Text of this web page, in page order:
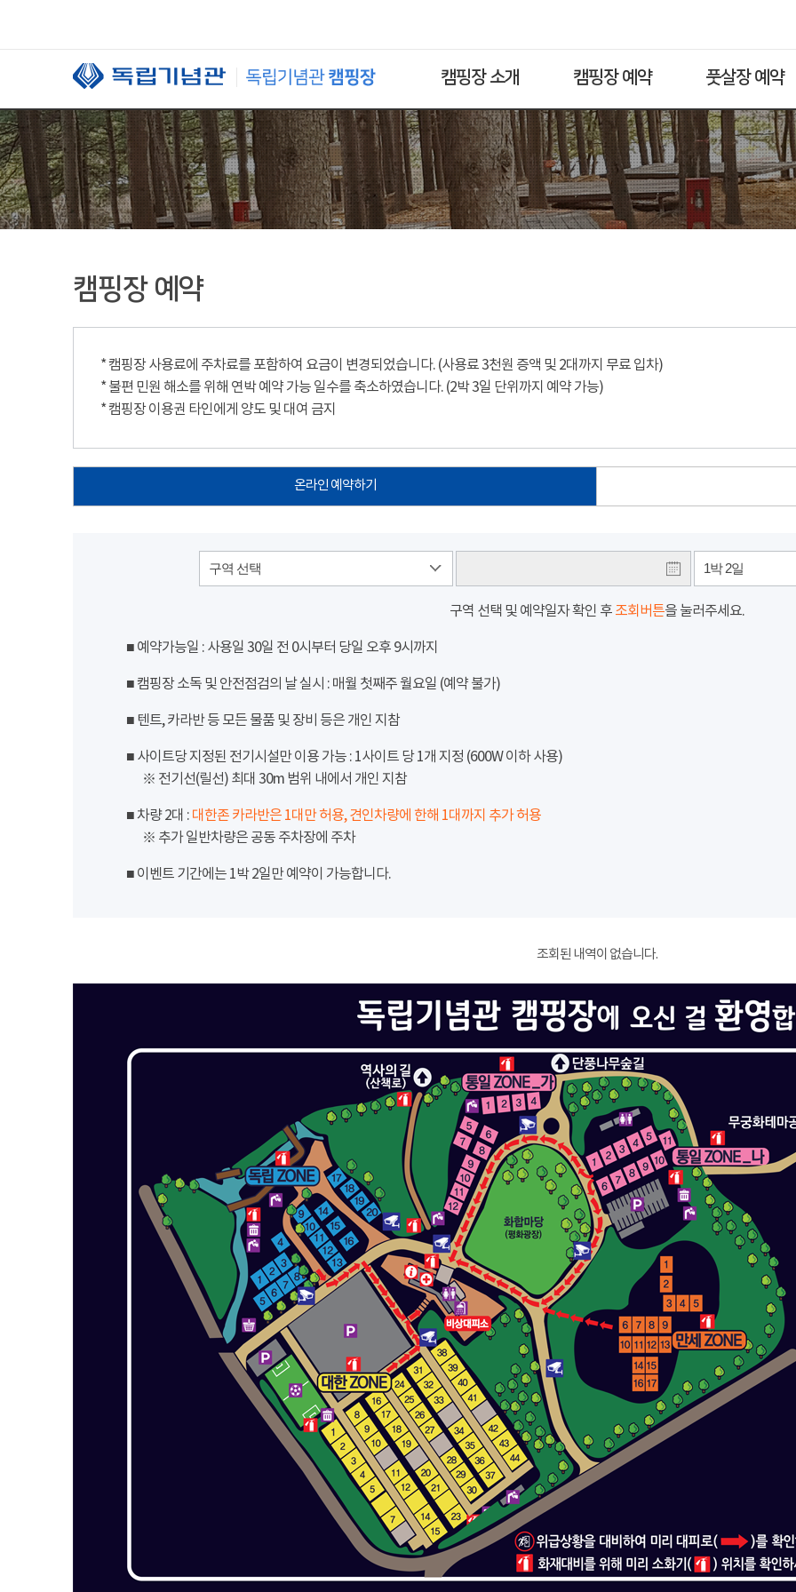
캠핑장 소개 캠핑장 예약 풋살장 예약
캠핑장 예약
* 캠핑장 사용료에 주차료를 포함하여 요금이 변경되었습니다. (사용료 3천원 증액 및 2대까지 무료 입차)
* 불편 민원 해소를 위해 연박 예약 가능 일수를 축소하였습니다. (2박 3일 단위까지 예약 가능)
* 캠핑장 이용권 타인에게 양도 및 대여 금지
온라인 예약하기
구역 선택 1박 2일
구역 선택 및 예약일자 확인 후 조회버튼을 눌러주세요.
■ 예약가능일 : 사용일 30일 전 0시부터 당일 오후 9시까지
■ 캠핑장 소독 및 안전점검의 날 실시 : 매월 첫째주 월요일 (예약 불가)
■ 텐트, 카라반 등 모든 물품 및 장비 등은 개인 지참
■ 사이트당 지정된 전기시설만 이용 가능 : 1사이트 당 1개 지정 (600W 이하 사용)
※ 전기선(릴선) 최대 30m 범위 내에서 개인 지참
■ 차량 2대 : 대한존 카라반은 1대만 허용, 견인차량에 한해 1대까지 추가 허용
※ 추가 일반차량은 공동 주차장에 주차
■ 이벤트 기간에는 1박 2일만 예약이 가능합니다.
조회된 내역이 없습니다.